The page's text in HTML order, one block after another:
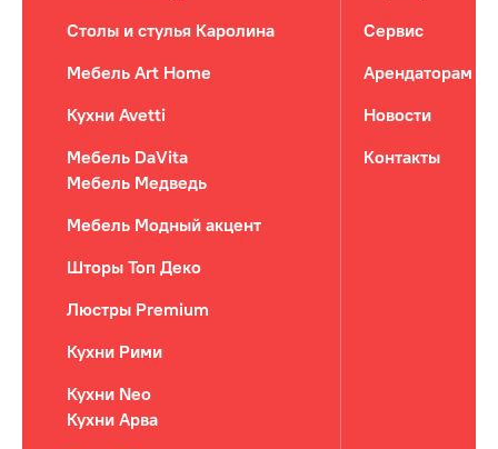
Столы и стулья Каролина
Мебель Art Home
Кухни Avetti
Мебель DaVita
Мебель Медведь
Мебель Модный акцент
Шторы Топ Деко
Люстры Premium
Кухни Рими
Кухни Neo
Кухни Арва
Сервис
Арендаторам
Новости
Контакты